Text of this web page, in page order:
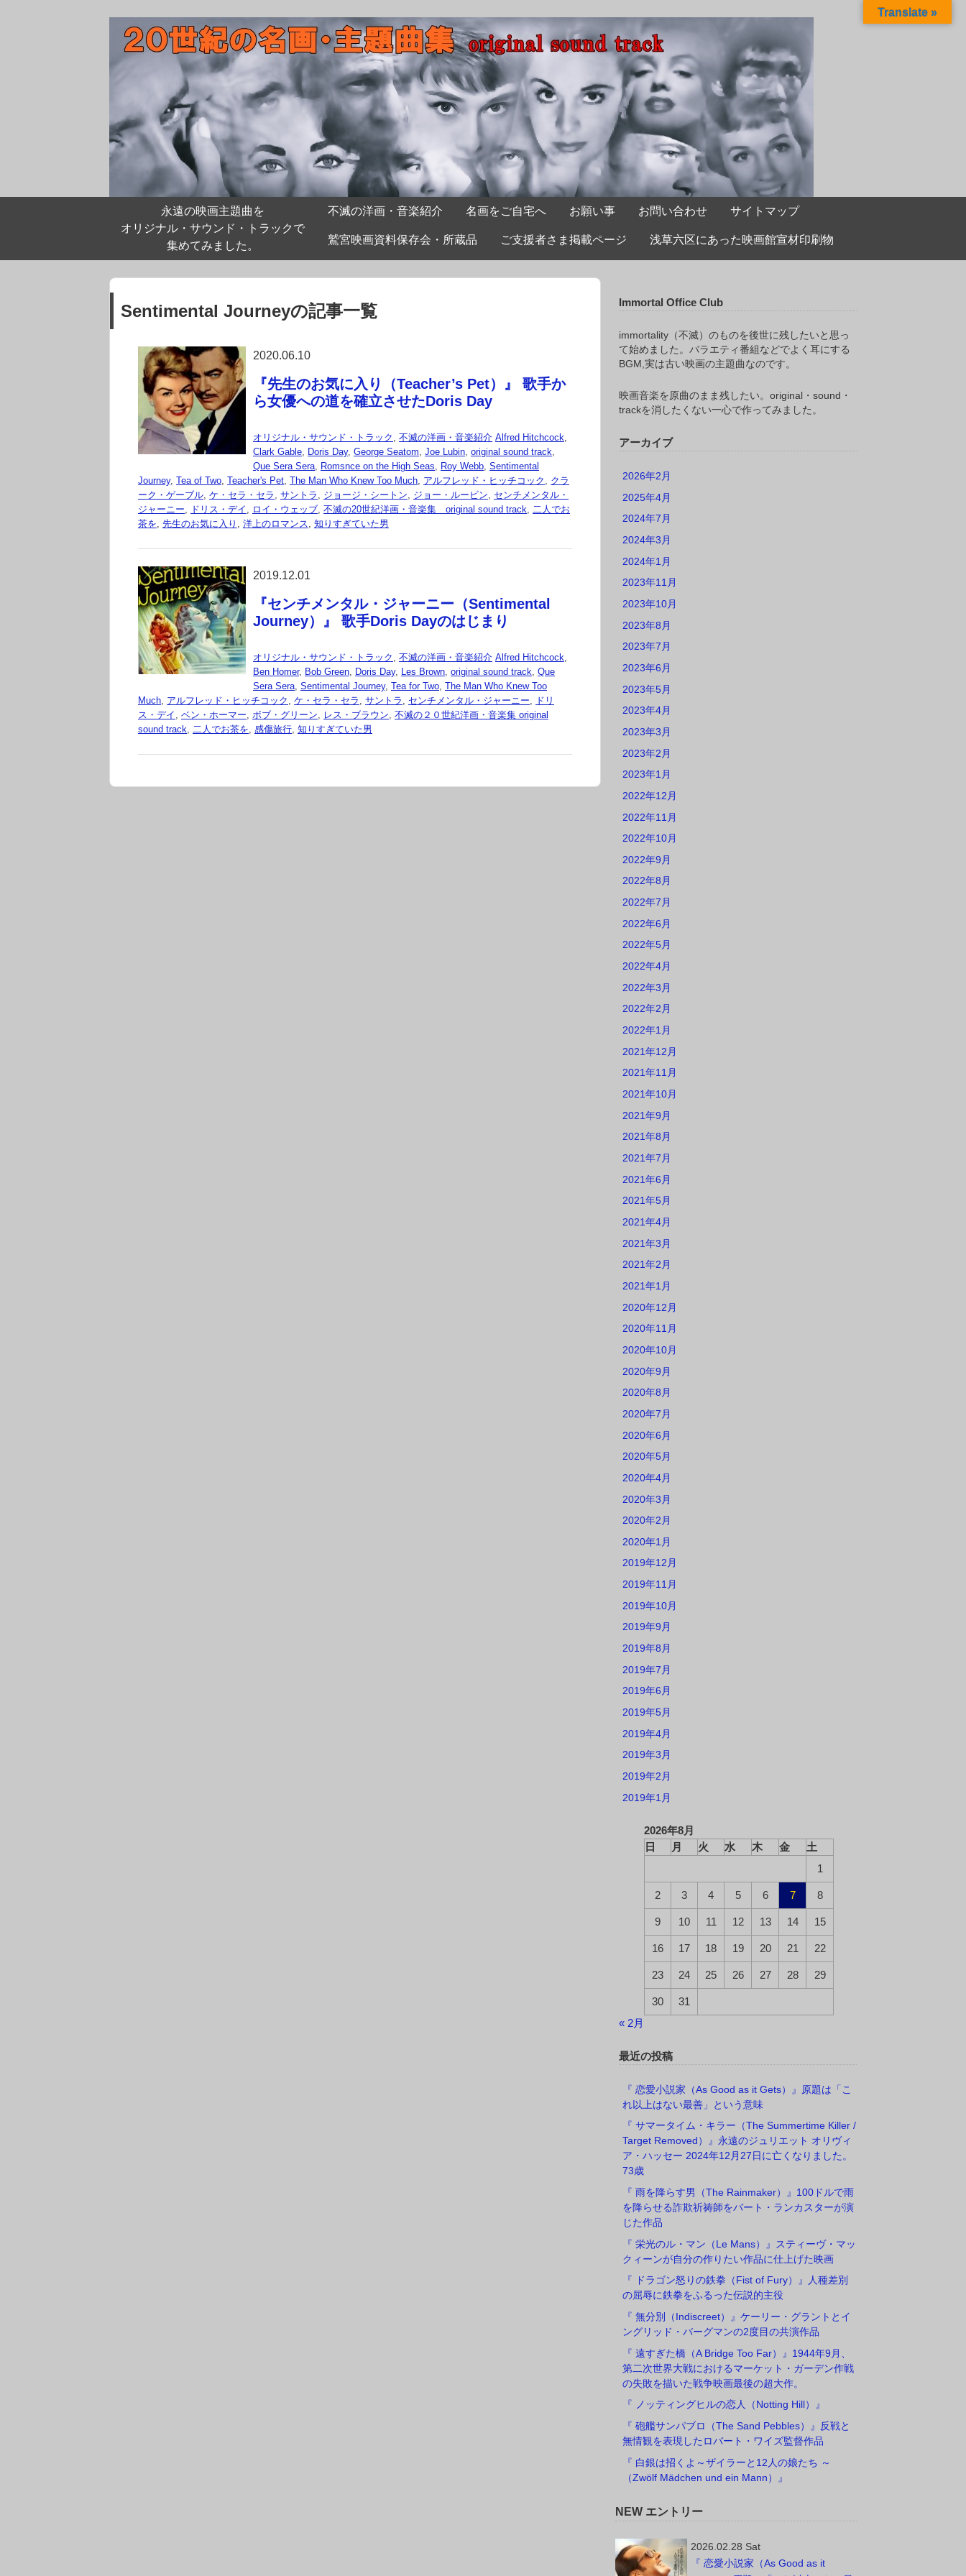
永遠の映画主題曲を
オリジナル・サウンド・トラックで
集めてみました。
不滅の洋画・音楽紹介 名画をご自宅へ お願い事 お問い合わせ サイトマップ
鷲宮映画資料保存会・所蔵品 ご支援者さま掲載ページ 浅草六区にあった映画館宣材印刷物
Sentimental Journeyの記事一覧
2020.06.10
『先生のお気に入り（Teacher’s Pet）』 歌手か
ら女優への道を確立させたDoris Day
オリジナル・サウンド・トラック , 不滅の洋画・音楽紹介 Alfred Hitchcock,
Clark Gable, Doris Day, George Seatom, Joe Lubin, original sound track,
Que Sera Sera, Romsnce on the High Seas, Roy Webb, Sentimental
Journey, Tea of Two, Teacher's Pet, The Man Who Knew Too Much, アルフレッド・ヒッチコック , クラ
ーク・ゲーブル, ケ・セラ・セラ , サントラ , ジョージ・シートン, ジョー・ルービン, センチメンタル・
ジャーニー, ドリス・デイ , ロイ・ウェッブ, 不滅の20世紀洋画・音楽集 original sound track, 二人でお
茶を, 先生のお気に入り , 洋上のロマンス, 知りすぎていた男
2019.12.01
『センチメンタル・ジャーニー（Sentimental
Journey）』 歌手Doris Dayのはじまり
オリジナル・サウンド・トラック , 不滅の洋画・音楽紹介 Alfred Hitchcock,
Ben Homer, Bob Green, Doris Day, Les Brown, original sound track, Que
Sera Sera, Sentimental Journey, Tea for Two, The Man Who Knew Too
Much, アルフレッド・ヒッチコック , ケ・セラ・セラ , サントラ , センチメンタル・ジャーニー, ドリ
ス・デイ , ベン・ホーマー, ボブ・グリーン, レス・ブラウン, 不滅の２０世紀洋画・音楽集 original
sound track, 二人でお茶を, 感傷旅行, 知りすぎていた男
Immortal Office Club
immortality（不滅）のものを後世に残したいと思っ
て始めました。バラエティ番組などでよく耳にする
BGM,実は古い映画の主題曲なのです。
映画音楽を原曲のまま残したい。original・sound・
trackを消したくない一心で作ってみました。
アーカイブ
2026年2月
2025年4月
2024年7月
2024年3月
2024年1月
2023年11月
2023年10月
2023年8月
2023年7月
2023年6月
2023年5月
2023年4月
2023年3月
2023年2月
2023年1月
2022年12月
2022年11月
2022年10月
2022年9月
2022年8月
2022年7月
2022年6月
2022年5月
2022年4月
2022年3月
2022年2月
2022年1月
2021年12月
2021年11月
2021年10月
2021年9月
2021年8月
2021年7月
2021年6月
2021年5月
2021年4月
2021年3月
2021年2月
2021年1月
2020年12月
2020年11月
2020年10月
2020年9月
2020年8月
2020年7月
2020年6月
2020年5月
2020年4月
2020年3月
2020年2月
2020年1月
2019年12月
2019年11月
2019年10月
2019年9月
2019年8月
2019年7月
2019年6月
2019年5月
2019年4月
2019年3月
2019年2月
2019年1月
2026年8月
日
月 火 水 木 金
土
1
2 3 4 5 6 7 8
9 10 11 12 13 14 15
16 17 18 19 20 21 22
23 24 25 26 27 28 29
30
31
« 2月
最近の投稿
『 恋愛小説家（As Good as it Gets）』原題は「こ
れ以上はない最善」という意味
『 サマータイム・キラー（The Summertime Killer /
Target Removed）』永遠のジュリエット オリヴィ
ア・ハッセー 2024年12月27日に亡くなりました。
73歳
『 雨を降らす男（The Rainmaker）』100ドルで雨
を降らせる詐欺祈祷師をバート・ランカスターが演
じた作品
『 栄光のル・マン（Le Mans）』スティーヴ・マッ
クィーンが自分の作りたい作品に仕上げた映画
『 ドラゴン怒りの鉄拳（Fist of Fury）』人種差別
の屈辱に鉄拳をふるった伝説的主役
『 無分別（Indiscreet）』ケーリー・グラントとイ
ングリッド・バーグマンの2度目の共演作品
『 遠すぎた橋（A Bridge Too Far）』1944年9月、
第二次世界大戦におけるマーケット・ガーデン作戦
の失敗を描いた戦争映画最後の超大作。
『 ノッティングヒルの恋人（Notting Hill）』
『 砲艦サンパブロ（The Sand Pebbles）』反戦と
無情観を表現したロバート・ワイズ監督作品
『 白銀は招くよ～ザイラーと12人の娘たち ～
（Zwölf Mädchen und ein Mann）』
NEW エントリー
2026.02.28 Sat
『 恋愛小説家（As Good as it
Translate »